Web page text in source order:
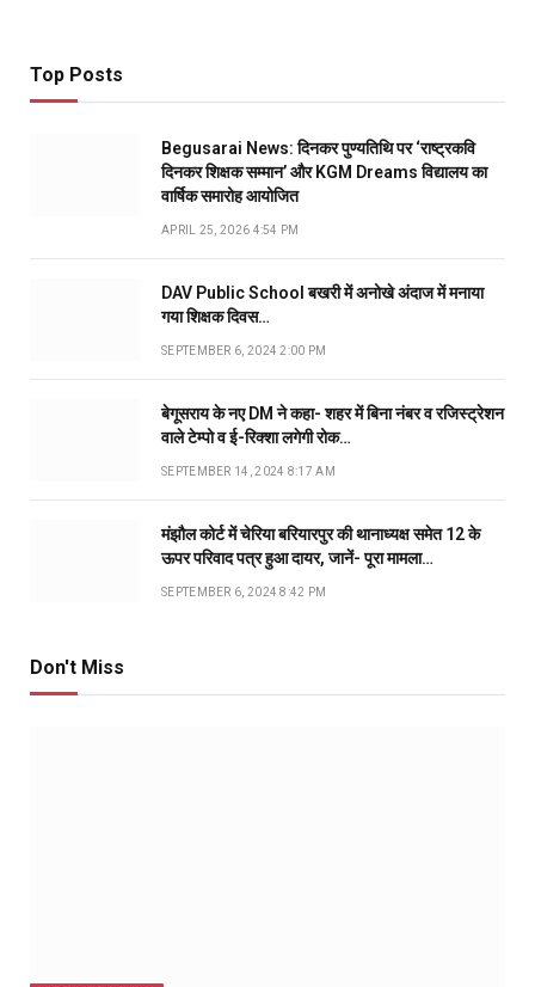
Top Posts
Begusarai News: दिनकर पुण्यतिथि पर ‘राष्ट्रकवि
दिनकर शिक्षक सम्मान’ और KGM Dreams विद्यालय का
वार्षिक समारोह आयोजित
APRIL 25, 2026 4:54 PM
DAV Public School बखरी में अनोखे अंदाज में मनाया
गया शिक्षक दिवस…
SEPTEMBER 6, 2024 2:00 PM
बेगूसराय के नए DM ने कहा- शहर में बिना नंबर व रजिस्ट्रेशन
वाले टेम्पो व ई-रिक्शा लगेगी रोक…
SEPTEMBER 14, 2024 8:17 AM
मंझौल कोर्ट में चेरिया बरियारपुर की थानाध्यक्ष समेत 12 के
ऊपर परिवाद पत्र हुआ दायर, जानें- पूरा मामला…
SEPTEMBER 6, 2024 8:42 PM
Don't Miss